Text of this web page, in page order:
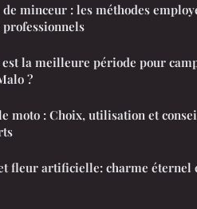
minceur : les méthodes
la meilleure période pour
?
moto : Choix, utilisation et
fleur artificielle: charme éternel